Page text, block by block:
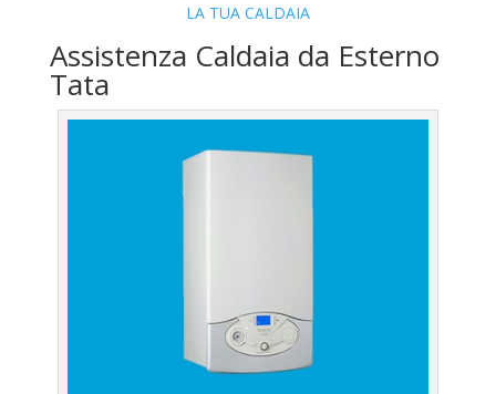
LA TUA CALDAIA
Assistenza Caldaia da Esterno
Tata